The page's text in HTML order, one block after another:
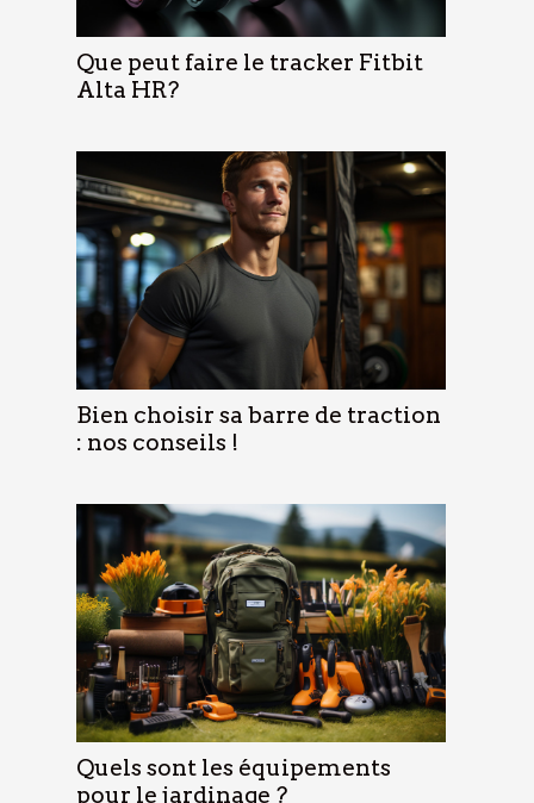
Que peut faire le tracker Fitbit
Alta HR?
Bien choisir sa barre de traction
: nos conseils !
Quels sont les équipements
pour le jardinage ?